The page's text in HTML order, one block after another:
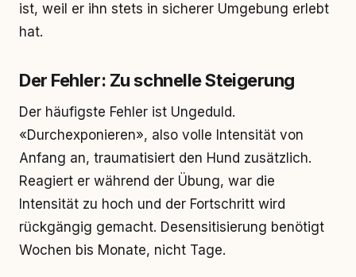
ist, weil er ihn stets in sicherer Umgebung erlebt
hat.
Der Fehler: Zu schnelle Steigerung
Der häufigste Fehler ist Ungeduld.
«Durchexponieren», also volle Intensität von
Anfang an, traumatisiert den Hund zusätzlich.
Reagiert er während der Übung, war die
Intensität zu hoch und der Fortschritt wird
rückgängig gemacht. Desensitisierung benötigt
Wochen bis Monate, nicht Tage.